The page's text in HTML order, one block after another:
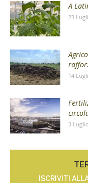
A
23
14
3
ISCRIVITI